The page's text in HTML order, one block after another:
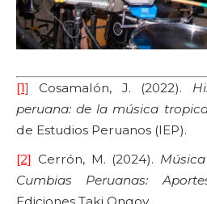
[1] Cosamalón, J. (2022).
peruana: de la música
de Estudios Peruanos (IEP).
[2] Cerrón, M. (2024).
Cumbias Peruanas: